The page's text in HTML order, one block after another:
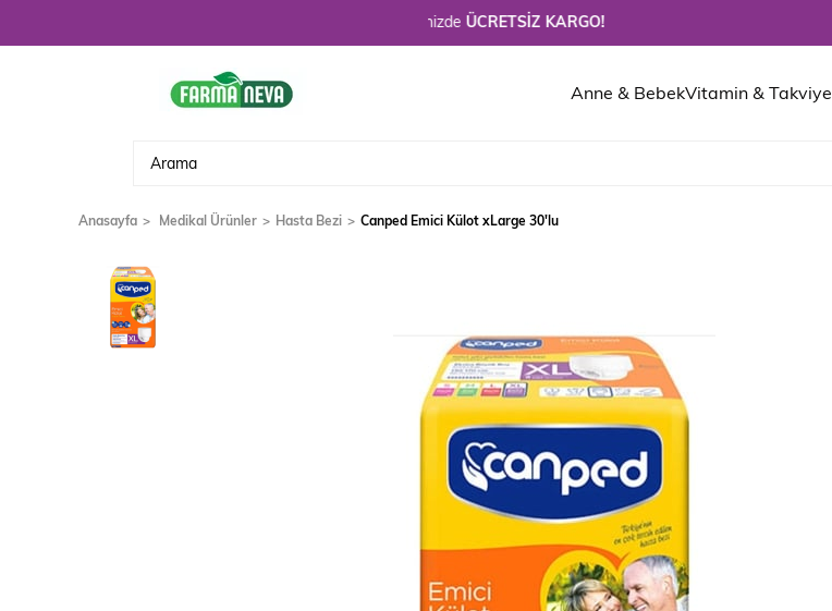
ÜCRETSİZ KARGO!
Anne & BebekVitamin & Takviye
Anasayfa Medikal Ürünler Hasta Bezi Canped Emici Külot xLarge 30'lu